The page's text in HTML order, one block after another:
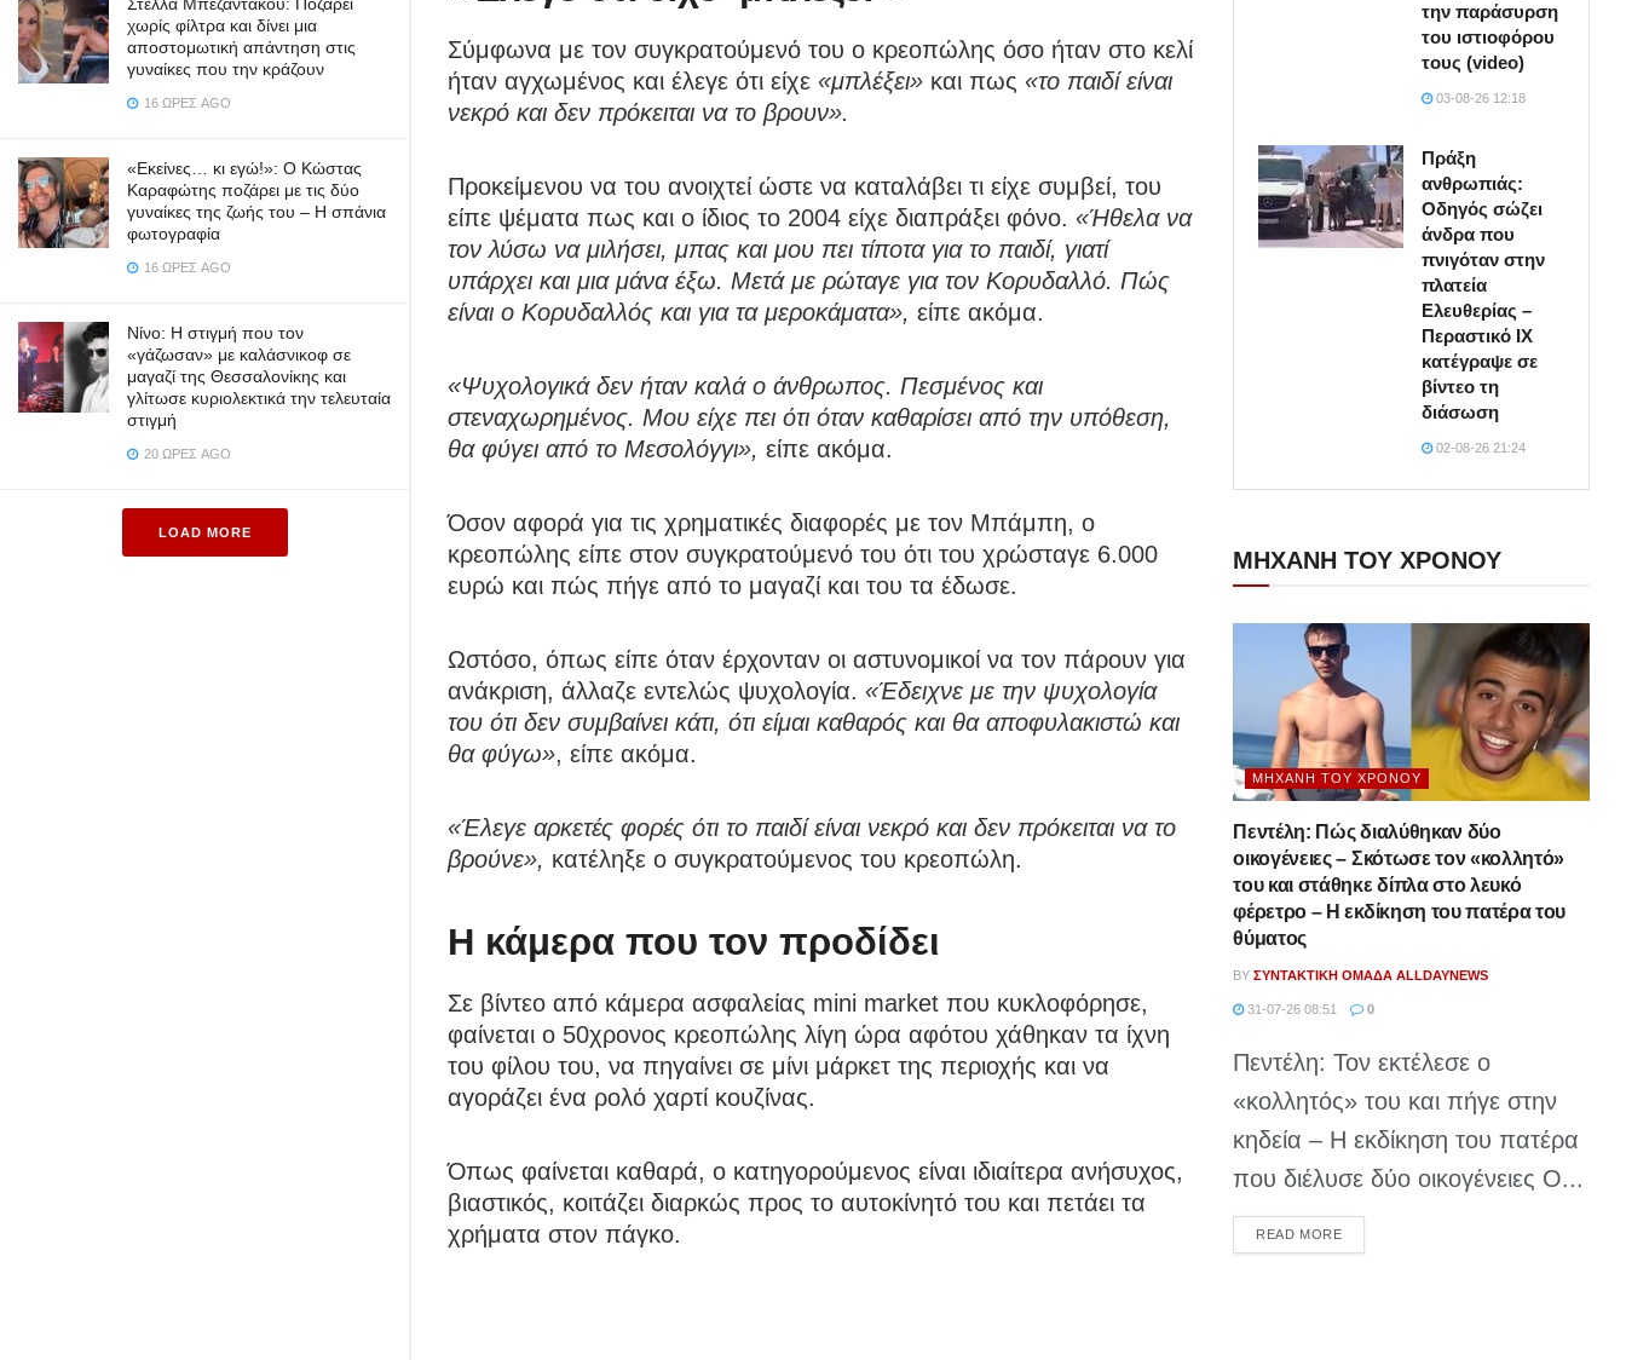
χωρίς φίλτρα και δίνει μια
αποστομωτική απάντηση στις
γυναίκες που την κράζουν
16 ΏΡΕΣ AGO
«Εκείνες… κι εγώ!»: Ο Κώστας
Καραφώτης ποζάρει με τις δύο
γυναίκες της ζωής του – Η σπάνια
φωτογραφία
16 ΏΡΕΣ AGO
Νίνο: Η στιγμή που τον
«γάζωσαν» με καλάσνικοφ σε
μαγαζί της Θεσσαλονίκης και
γλίτωσε κυριολεκτικά την τελευταία
στιγμή
20 ΏΡΕΣ AGO
LOAD MORE
Σύμφωνα με τον συγκρατούμενό του ο κρεοπώλης όσο ήταν στο κελί
ήταν αγχωμένος και έλεγε ότι είχε «μπλέξει» και πως «το παιδί είναι
νεκρό και δεν πρόκειται να το βρουν».
Προκείμενου να του ανοιχτεί ώστε να καταλάβει τι είχε συμβεί, του
είπε ψέματα πως και ο ίδιος το 2004 είχε διαπράξει φόνο. «Ήθελα να
τον λύσω να μιλήσει, μπας και μου πει τίποτα για το παιδί, γιατί
υπάρχει και μια μάνα έξω. Μετά με ρώταγε για τον Κορυδαλλό. Πώς
είναι ο Κορυδαλλός και για τα μεροκάματα», είπε ακόμα.
«Ψυχολογικά δεν ήταν καλά ο άνθρωπος. Πεσμένος και
στεναχωρημένος. Μου είχε πει ότι όταν καθαρίσει από την υπόθεση,
θα φύγει από το Μεσολόγγι», είπε ακόμα.
Όσον αφορά για τις χρηματικές διαφορές με τον Μπάμπη, ο
κρεοπώλης είπε στον συγκρατούμενό του ότι του χρώσταγε 6.000
ευρώ και πώς πήγε από το μαγαζί και του τα έδωσε.
Ωστόσο, όπως είπε όταν έρχονταν οι αστυνομικοί να τον πάρουν για
ανάκριση, άλλαζε εντελώς ψυχολογία. «Έδειχνε με την ψυχολογία
του ότι δεν συμβαίνει κάτι, ότι είμαι καθαρός και θα αποφυλακιστώ και
θα φύγω», είπε ακόμα.
«Έλεγε αρκετές φορές ότι το παιδί είναι νεκρό και δεν πρόκειται να το
βρούνε», κατέληξε ο συγκρατούμενος του κρεοπώλη.
Η κάμερα που τον προδίδει
Σε βίντεο από κάμερα ασφαλείας mini market που κυκλοφόρησε,
φαίνεται ο 50χρονος κρεοπώλης λίγη ώρα αφότου χάθηκαν τα ίχνη
του φίλου του, να πηγαίνει σε μίνι μάρκετ της περιοχής και να
αγοράζει ένα ρολό χαρτί κουζίνας.
Όπως φαίνεται καθαρά, ο κατηγορούμενος είναι ιδιαίτερα ανήσυχος,
βιαστικός, κοιτάζει διαρκώς προς το αυτοκίνητό του και πετάει τα
χρήματα στον πάγκο.
την παράσυρση
του ιστιοφόρου
τους (video)
03-08-26 12:18
Πράξη
ανθρωπιάς:
Οδηγός σώζει
άνδρα που
πνιγόταν στην
πλατεία
Ελευθερίας –
Περαστικό ΙΧ
κατέγραψε σε
βίντεο τη
διάσωση
02-08-26 21:24
ΜΗΧΑΝΗ ΤΟΥ ΧΡΟΝΟΥ
ΜΗΧΑΝΉ ΤΟΥ ΧΡΌΝΟΥ
Πεντέλη: Πώς διαλύθηκαν δύο
οικογένειες – Σκότωσε τον «κολλητό»
του και στάθηκε δίπλα στο λευκό
φέρετρο – Η εκδίκηση του πατέρα του
θύματος
BY ΣΥΝΤΑΚΤΙΚΉ ΟΜΆΔΑ ALLDAYNEWS
31-07-26 08:51 0
Πεντέλη: Τον εκτέλεσε ο
«κολλητός» του και πήγε στην
κηδεία – Η εκδίκηση του πατέρα
που διέλυσε δύο οικογένειες Ο...
READ MOREDETAILS